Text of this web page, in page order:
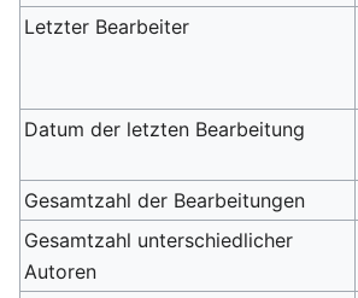
Letzter Bearbeiter
Datum der letzten Bearbeitung
Gesamtzahl der Bearbeitungen
Gesamtzahl unterschiedlicher
Autoren